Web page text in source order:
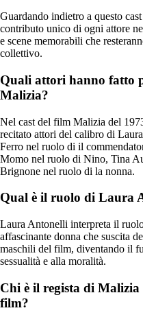
Guardando indietro a questo
contributo unico di ogni attore
e scene memorabili che
collettivo.
Quali attori hanno fatto
Malizia?
Nel cast del film Malizia del
recitato attori del calibro di
Ferro nel ruolo di il
Momo nel ruolo di Nino, Tina
Brignone nel ruolo di la nonna.
Qual è il ruolo di Laura
Laura Antonelli interpreta il
affascinante donna che suscita
maschili del film, diventando il
sessualità e alla moralità.
Chi è il regista di
film?